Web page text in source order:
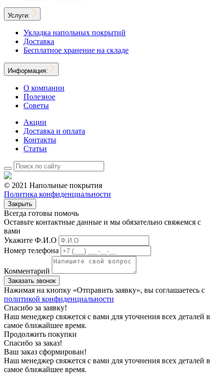
Услуги:
Укладка напольных покрытий
Доставка
Бесплатное хранение на складе
Информация:
О компании
Полезное
Советы
Акции
Доставка и оплата
Контакты
Статьи
© 2021 Напольные покрытия
Политика конфиденциальности
Закрыть
Всегда готовы помочь
Оставьте контактные данные и мы обязательно свяжемся с
вами
Укажите Ф.И.О
Номер телефона
Комментарий
Заказать звонок
Нажимая на кнопку «Отправить заявку», вы соглашаетесь с
политикой конфиденциальности
Спасибо за заявку!
Наш менеджер свяжется с вами для уточнения всех деталей в
самое ближайшее время.
Продолжить покупки
Спасибо за заказ!
Ваш заказ сформирован!
Наш менеджер свяжется с вами для уточнения всех деталей в
самое ближайшее время.